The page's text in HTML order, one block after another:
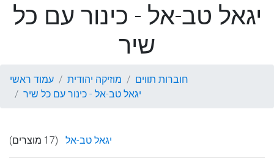
יגאל טב-אל - כינור עם כל
שיר
עמוד ראשי מוזיקה יהודית
חוברות תווים
יגאל טב-אל - כינור עם כל שיר
יגאל טב-אל (17 מוצרים)